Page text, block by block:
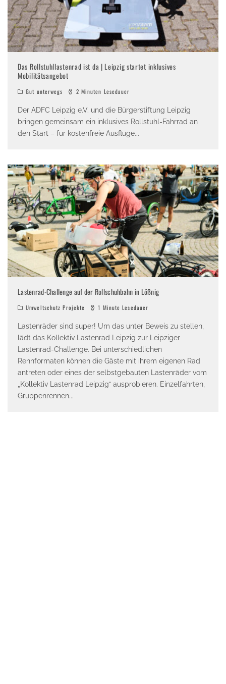
Das Rollstuhllastenrad ist da | Leipzig startet inklusives
Mobilitätsangebot
Gut unterwegs 2 Minuten Lesedauer
Der ADFC Leipzig e.V. und die Bürgerstiftung Leipzig
bringen gemeinsam ein inklusives Rollstuhl-Fahrrad an
den Start – für kostenfreie Ausflüge...
Lastenrad-Challenge auf der Rollschuhbahn in Lößnig
Umweltschutz Projekte 1 Minute Lesedauer
Lastenräder sind super! Um das unter Beweis zu stellen,
lädt das Kollektiv Lastenrad Leipzig zur Leipziger
Lastenrad-Challenge. Bei unterschiedlichen
Rennformaten können die Gäste mit ihrem eigenen Rad
antreten oder eines der selbstgebauten Lastenräder vom
„Kollektiv Lastenrad Leipzig“ ausprobieren. Einzelfahrten,
Gruppenrennen...